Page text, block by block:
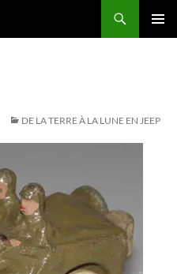
DE LA TERRE À LA LUNE EN JEEP